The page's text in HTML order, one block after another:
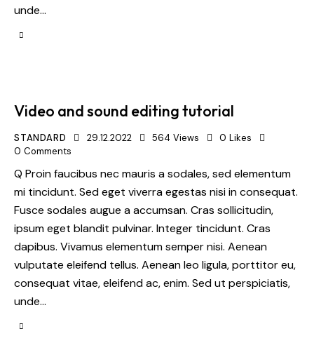
unde…
Video and sound editing tutorial
STANDARD 29.12.2022 564 Views 0 Likes
0 Comments
Q Proin faucibus nec mauris a sodales, sed elementum
mi tincidunt. Sed eget viverra egestas nisi in consequat.
Fusce sodales augue a accumsan. Cras sollicitudin,
ipsum eget blandit pulvinar. Integer tincidunt. Cras
dapibus. Vivamus elementum semper nisi. Aenean
vulputate eleifend tellus. Aenean leo ligula, porttitor eu,
consequat vitae, eleifend ac, enim. Sed ut perspiciatis,
unde…